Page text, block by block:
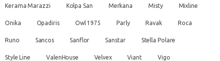
Kerama Marazzi Kolpa San Merkana Misty Mixline
Onika Opadiris Owl 1975 Parly Ravak Roca
Runo Sancos Sanflor Sanstar Stella Polare
Style Line ValenHouse Velvex Viant Vigo